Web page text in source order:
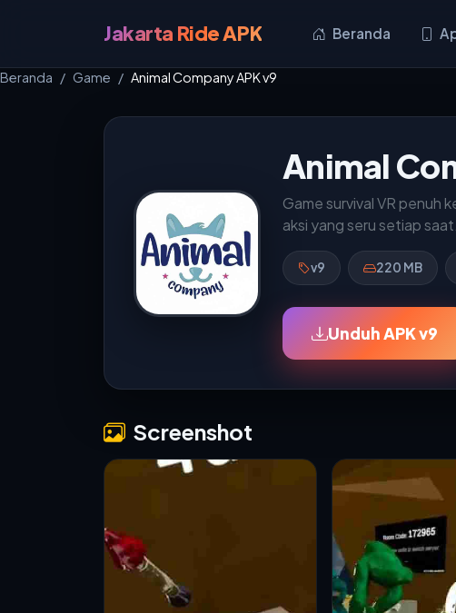
Jakarta Ride APK Beranda
Beranda Game Animal Company APK v9
Animal
Game survival VR penuh
aksi yang seru setiap saat.
v9 220 MB
Unduh APK v9
Screenshot